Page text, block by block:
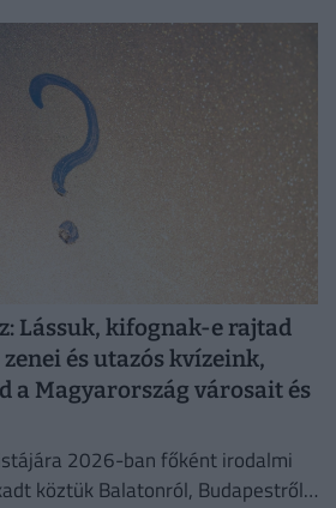
Lássuk, kifognak-e rajtad
és utazós kvízeink,
a Magyarország városait és
2026-ban főként irodalmi
köztük Balatonról, Budapestről,